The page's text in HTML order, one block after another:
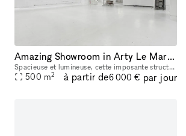
Amazing Showroom in Arty Le Marais
Spacieuse et lumineuse, cette imposante structure distille l’élégance toute particulière d’une galerie d’art de prestige. Elle a accueilli les plus grands noms de l’art, de la haute couture et du cin
500 m2 à partir de6 000 € par jour